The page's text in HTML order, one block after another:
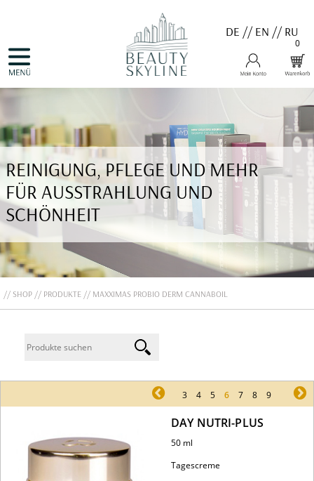
DE //EN //RU
0
NAVIGATION
VALMONT
MENARD
MEDER
COSNOBELL
PROBIO DERM・INFO
BELLEFONTAINE
DERMALOGICA
EVA GARDEN
APHRO CELINA
ANGEBOTE
REINIGUNG, PFLEGE UND MEHR
FÜR AUSSTRAHLUNG UND
SCHÖNHEIT
SHOP PRODUKTE MAXXIMAS PROBIO DERM CANNABOIL
pr 3 4 5 6 7 8 9
DAY NUTRI-PLUS
50 ml
Tagescreme